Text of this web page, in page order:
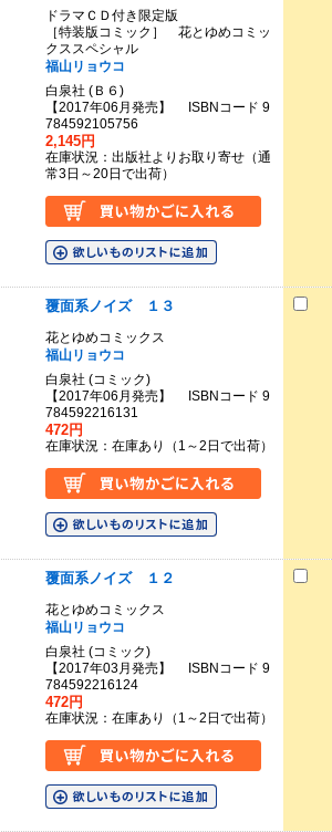
ドラマＣＤ付き限定版
［特装版コミック］ 花とゆめコミッ
クススペシャル
福山リョウコ
白泉社 (Ｂ６)
【2017年06月発売】 ISBNコード 9
784592105756
2,145円
在庫状況：出版社よりお取り寄せ（通
常3日～20日で出荷）
覆面系ノイズ １３
花とゆめコミックス
福山リョウコ
白泉社 (コミック)
【2017年06月発売】 ISBNコード 9
784592216131
472円
在庫状況：在庫あり（1～2日で出荷）
覆面系ノイズ １２
花とゆめコミックス
福山リョウコ
白泉社 (コミック)
【2017年03月発売】 ISBNコード 9
784592216124
472円
在庫状況：在庫あり（1～2日で出荷）